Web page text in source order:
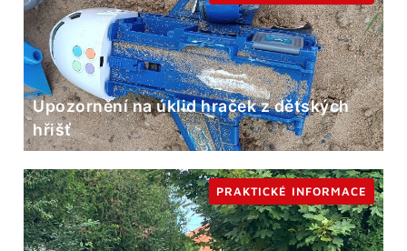
Upozornění na úklid hraček z dětských
hřišť
PRAKTICKÉ INFORMACE